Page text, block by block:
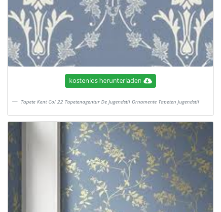
kostenlos herunterladen
Tapete Kent Col 22 Tapetenagentur De Jugendstil Ornamente Tapeten Jugendstil